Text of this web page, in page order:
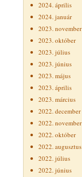
2024. április
2024. január
2023. november
2023. október
2023. július
2023. június
2023. május
2023. április
2023. március
2022. december
2022. november
2022. október
2022. augusztus
2022. július
2022. június